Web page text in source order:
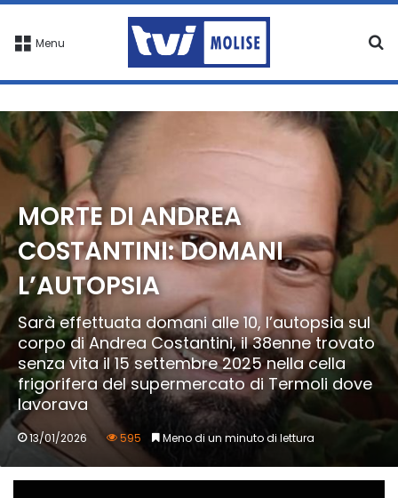
Menu
MORTE DI ANDREA
COSTANTINI: DOMANI
L’AUTOPSIA
Sarà effettuata domani alle 10, l’autopsia sul
corpo di Andrea Costantini, il 38enne trovato
senza vita il 15 settembre 2025 nella cella
frigorifera del supermercato di Termoli dove
lavorava
13/01/2026 595 Meno di un minuto di lettura